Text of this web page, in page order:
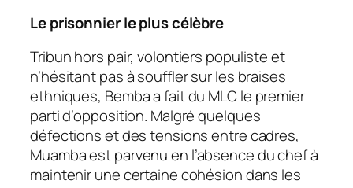
Le prisonnier le plus célèbre
Tribun hors pair, volontiers populiste et
n’hésitant pas à souffler sur les braises
ethniques, Bemba a fait du MLC le premier
parti d’opposition. Malgré quelques
défections et des tensions entre cadres,
Muamba est parvenu en l’absence du chef à
maintenir une certaine cohésion dans les